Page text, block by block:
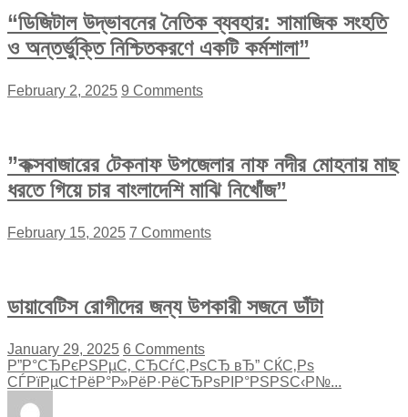
“ডিজিটাল উদ্ভাবনের নৈতিক ব্যবহার: সামাজিক সংহতি
ও অন্তর্ভুক্তি নিশ্চিতকরণে একটি কর্মশালা”
February 2, 2025 9 Comments
”কক্সবাজারের টেকনাফ উপজেলার নাফ নদীর মোহনায় মাছ
ধরতে গিয়ে চার বাংলাদেশি মাঝি নিখোঁজ”
February 15, 2025 7 Comments
ডায়াবেটিস রোগীদের জন্য উপকারী সজনে ডাঁটা
January 29, 2025 6 Comments
Р”Р°СЂРєРЅРµС‚ СЂСѓС‚РѕСЂ вЂ” СЌС‚Рѕ
СЃРїРµС†РёР°Р»РёР·РёСЂРѕРІР°РЅРЅС‹Р№...